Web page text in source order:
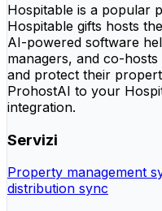
Hospitable is a popular
Hospitable gifts hosts
AI-powered software
managers, and co-
and protect their
ProhostAI to your
integration.
Servizi
Property management
distribution sync